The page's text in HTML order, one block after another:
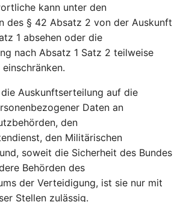
Artikel 37 DSGVO
Benennung eines
des
Artikel 39 DSGVO
Aufgaben des
Artikel 40 DSGVO
kann unter den
des § 42 Absatz 2 von der Auskunft
1 absehen oder die
nach Absatz 1 Satz 2 teilweise
Auskunftserteilung auf die
Daten an
den
den Militärischen
soweit die Sicherheit des Bundes
Behörden des
der Verteidigung, ist sie nur mit
Stellen zulässig.